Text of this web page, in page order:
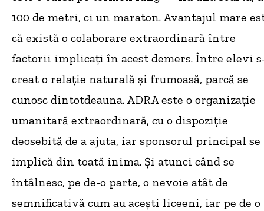
100 de metri, ci un maraton. Avantajul mare
că există o colaborare extraordinară între
factorii implicați în acest demers. Între elevi
creat o relație naturală și frumoasă, parcă se
cunosc dintotdeauna. ADRA este o organizație
umanitară extraordinară, cu o dispoziție
deosebită de a ajuta, iar sponsorul principal se
implică din toată inima. Și atunci când se
întâlnesc, pe de-o parte, o nevoie atât de
semnificativă cum au acești liceeni, iar pe de o